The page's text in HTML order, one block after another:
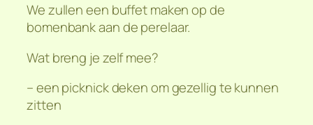
We zullen een buffet maken op de
bomenbank aan de perelaar.
Wat breng je zelf mee?
– een picknick deken om gezellig te kunnen
zitten